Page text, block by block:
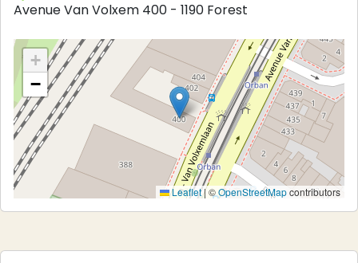
Avenue Van Volxem 400 - 1190 Forest
+
−
Leaflet|©OpenStreetMapcontributors